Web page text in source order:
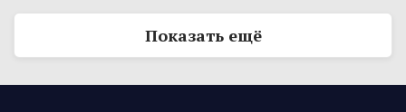
Показать ещё